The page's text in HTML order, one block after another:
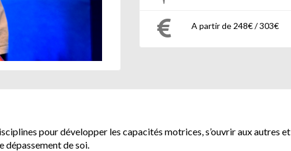
A partir de 248€ / 303€
pour développer les capacités motrices, s’ouvrir aux autres et
de soi.